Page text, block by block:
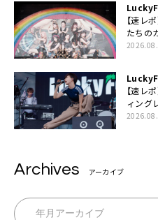
【速レ
たちの
ください
【速レ
ィング
「
Archives アーカイブ